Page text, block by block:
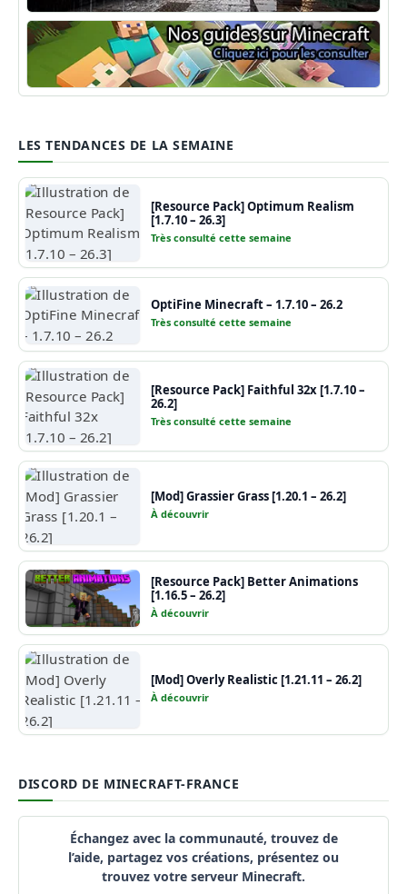
Shaders Minecraft
Guide Minecraft
LES TENDANCES DE LA SEMAINE
[Resource Pack] Optimum Realism
[1.7.10 – 26.3]
Très consulté cette semaine
OptiFine Minecraft – 1.7.10 – 26.2
Très consulté cette semaine
[Resource Pack] Faithful 32x [1.7.10 –
26.2]
Très consulté cette semaine
[Mod] Grassier Grass [1.20.1 – 26.2]
À découvrir
[Resource Pack] Better Animations
[1.16.5 – 26.2]
À découvrir
[Mod] Overly Realistic [1.21.11 – 26.2]
À découvrir
DISCORD DE MINECRAFT-FRANCE
Échangez avec la communauté, trouvez de
l’aide, partagez vos créations, présentez ou
trouvez votre serveur Minecraft.